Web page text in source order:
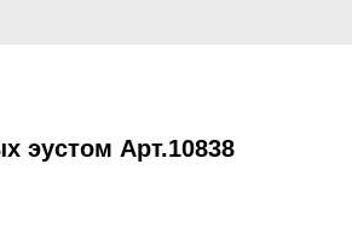
эустом Арт.10838